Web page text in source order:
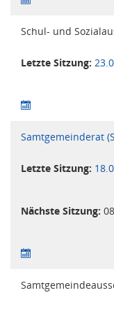
Schul- und
Letzte Sitzung:
Samtgemeinderat
Letzte Sitzung:
Nächste Sitzung: